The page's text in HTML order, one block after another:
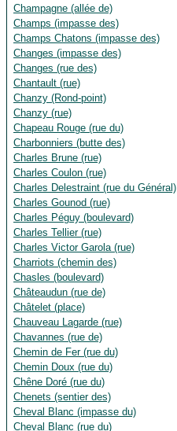
Champagne (allée de)
Champs (impasse des)
Champs Chatons (impasse des)
Changes (impasse des)
Changes (rue des)
Chantault (rue)
Chanzy (Rond-point)
Chanzy (rue)
Chapeau Rouge (rue du)
Charbonniers (butte des)
Charles Brune (rue)
Charles Coulon (rue)
Charles Delestraint (rue du Général)
Charles Gounod (rue)
Charles Péguy (boulevard)
Charles Tellier (rue)
Charles Victor Garola (rue)
Charriots (chemin des)
Chasles (boulevard)
Châteaudun (rue de)
Châtelet (place)
Chauveau Lagarde (rue)
Chavannes (rue de)
Chemin de Fer (rue du)
Chemin Doux (rue du)
Chêne Doré (rue du)
Chenets (sentier des)
Cheval Blanc (impasse du)
Cheval Blanc (rue du)